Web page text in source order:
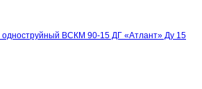
одноструйный ВСКМ 90-15 ДГ «Атлант» Ду 15